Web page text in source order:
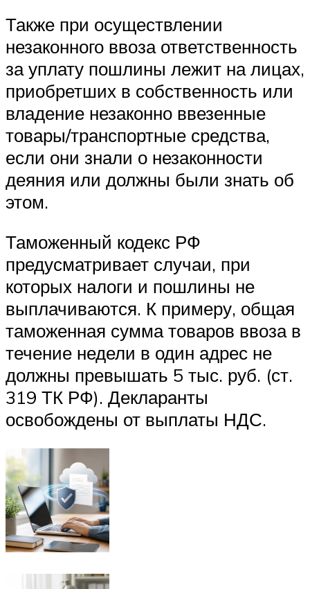
Также при осуществлении
незаконного ввоза ответственность
за уплату пошлины лежит на лицах,
приобретших в собственность или
владение незаконно ввезенные
товары/транспортные средства,
если они знали о незаконности
деяния или должны были знать об
этом.
Таможенный кодекс РФ
предусматривает случаи, при
которых налоги и пошлины не
выплачиваются. К примеру, общая
таможенная сумма товаров ввоза в
течение недели в один адрес не
должны превышать 5 тыс. руб. (ст.
319 ТК РФ). Декларанты
освобождены от выплаты НДС.